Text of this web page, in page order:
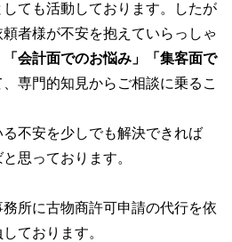
しても活動しております。したが
者様が不安を抱えていらっしゃ
「会計面でのお悩み」「集客面で
専門的知見からご相談に乗るこ
不安を少しでも解決できれば
思っております。
所に古物商許可申請の代行を依
ております。